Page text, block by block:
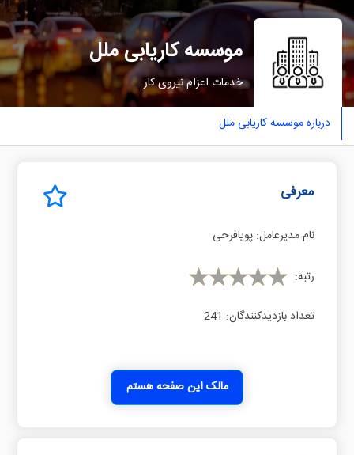
موسسه کاریابی ﻣﻠﻞ
خدمات اعزام نيروی كار
درباره موسسه کاریابی ﻣﻠﻞ
معرفی
نام مدیرعامل: ﭘﻮﯾﺎﻓﺮﺣﯽ
رتبه:
تعداد بازدیدکنندگان: 241
مالک این صفحه هستم